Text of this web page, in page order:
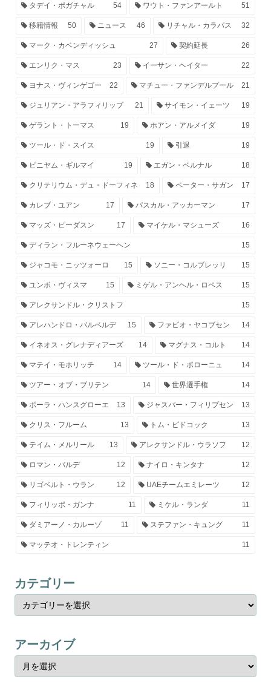
タデイ・ポガチャル 54 ワウト・ファンアールト 51
移籍情報 50 ニュース 46 リチャル・カラパス 32
マーク・カベンディッシュ 27 契約延長 26
エンリク・マス 23 イーサン・ヘイター 22
ヨナス・ヴィンゲゴー 22 マチュー・ファンデルプール 21
ジュリアン・アラフィリップ 21 サイモン・イェーツ 19
ゲラント・トーマス 19 ホアン・アルメイダ 19
ツール・ド・スイス 19 引退 19
ビニヤム・ギルマイ 19 エガン・ベルナル 18
クリテリウム・デュ・ドーフィネ 18 ペーター・サガン 17
カレブ・ユアン 17 パスカル・アッカーマン 17
マッズ・ピーダスン 17 マイケル・マシューズ 16
ディラン・フルーネウェーヘン 15
ジャコモ・ニッツォーロ 15 ソニー・コルブレッリ 15
ユンボ・ヴィスマ 15 ミゲル・アンヘル・ロペス 15
アレクサンドル・クリストフ 15
アレハンドロ・バルベルデ 15 ファビオ・ヤコブセン 14
イネオス・グレナディアーズ 14 マグナス・コルト 14
マテイ・モホリッチ 14 ツール・ド・ポローニュ 14
ツアー・オブ・ブリテン 14 世界選手権 14
ボーラ・ハンスグローエ 13 ジャスパー・フィリプセン 13
クリス・フルーム 13 トム・ピドコック 13
テイム・メルリール 13 アレクサンドル・ウラソフ 12
ロマン・バルデ 12 ナイロ・キンタナ 12
リゴベルト・ウラン 12 UAEチームエミレーツ 12
フィリッポ・ガンナ 11 ミケル・ランダ 11
ダミアーノ・カルーゾ 11 ステファン・キュング 11
マッテオ・トレンティン 11
カテゴリー
アーカイブ